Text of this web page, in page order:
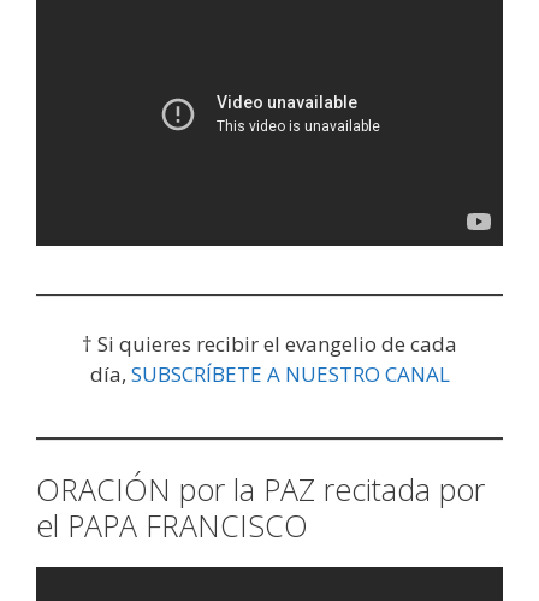
† Si quieres recibir el evangelio de cada
día, SUBSCRÍBETE A NUESTRO CANAL
ORACIÓN por la PAZ recitada por
el PAPA FRANCISCO